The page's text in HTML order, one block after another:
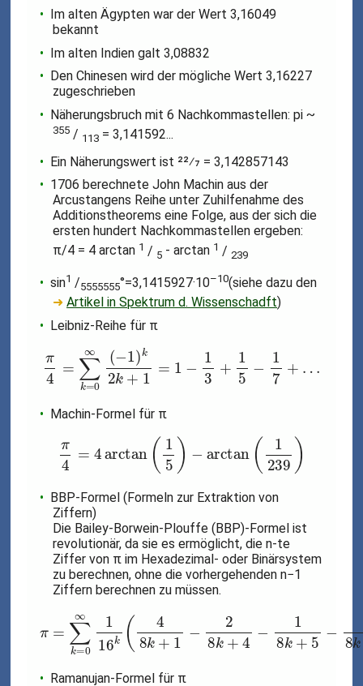
Im alten Ägypten war der Wert 3,16049
bekannt
Im alten Indien galt 3,08832
Den Chinesen wird der mögliche Wert 3,16227
zugeschrieben
Näherungsbruch mit 6 Nachkommastellen: pi ~
355 / 113 = 3,141592...
Ein Näherungswert ist 22⁄7 = 3,142857143
1706 berechnete John Machin aus der
Arcustangens Reihe unter Zuhilfenahme des
Additionstheorems eine Folge, aus der sich die
ersten hundert Nachkommastellen ergeben:
π/4 = 4 arctan 1 / 5 - arctan 1 / 239
sin1 /5555555°=3,1415927·10–10(siehe dazu den
➜Artikel in Spektrum d. Wissenschadft)
Leibniz-Reihe für π
∑k= ∞ (−1 1 3+ −1
Machin-Formel für π
arctan( 1 5) 239)
BBP-Formel (Formeln zur Extraktion von
Ziffern)
Die Bailey-Borwein-Plouffe (BBP)-Formel ist
revolutionär, da sie es ermöglicht, die n-te
Ziffer von π im Hexadezimal- oder Binärsystem
zu berechnen, ohne die vorhergehenden n−1
Ziffern berechnen zu müssen.
=0 ∞1 16k 8 +4 −
Ramanujan-Formel für π